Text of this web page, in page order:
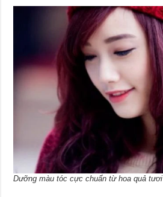
Dưỡng màu tóc cực chuẩn từ hoa quả tươi